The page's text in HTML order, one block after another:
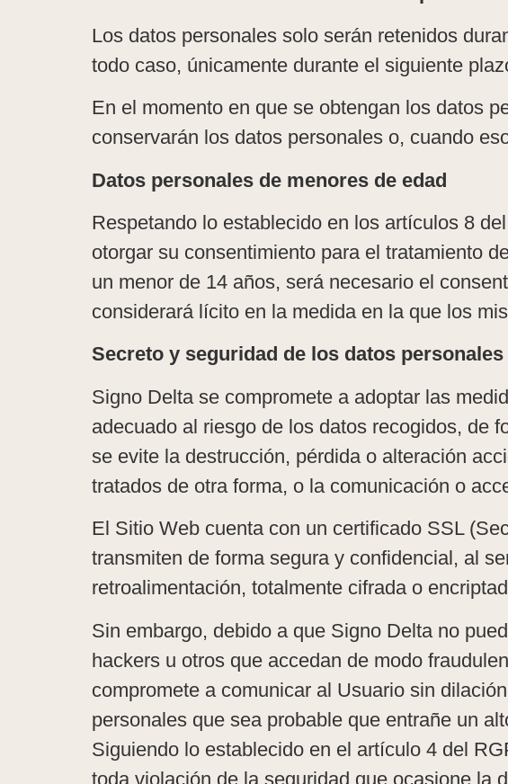
Los datos personales solo serán retenidos
todo caso, únicamente durante el siguiente
En el momento en que se obtengan los datos
conservarán los datos personales o, cuando
Datos personales de menores de edad
Respetando lo establecido en los artículos 8
otorgar su consentimiento para el tratamiento
un menor de 14 años, será necesario el
considerará lícito en la medida en la que los
Secreto y seguridad de los datos personales
Signo Delta se compromete a adoptar las
adecuado al riesgo de los datos recogidos, de
se evite la destrucción, pérdida o alteración
tratados de otra forma, o la comunicación o
El Sitio Web cuenta con un certificado SSL
transmiten de forma segura y confidencial, al
retroalimentación, totalmente cifrada o
Sin embargo, debido a que Signo Delta no
hackers u otros que accedan de modo
compromete a comunicar al Usuario sin
personales que sea probable que entrañe un
Siguiendo lo establecido en el artículo 4 del
toda violación de la seguridad que ocasione la